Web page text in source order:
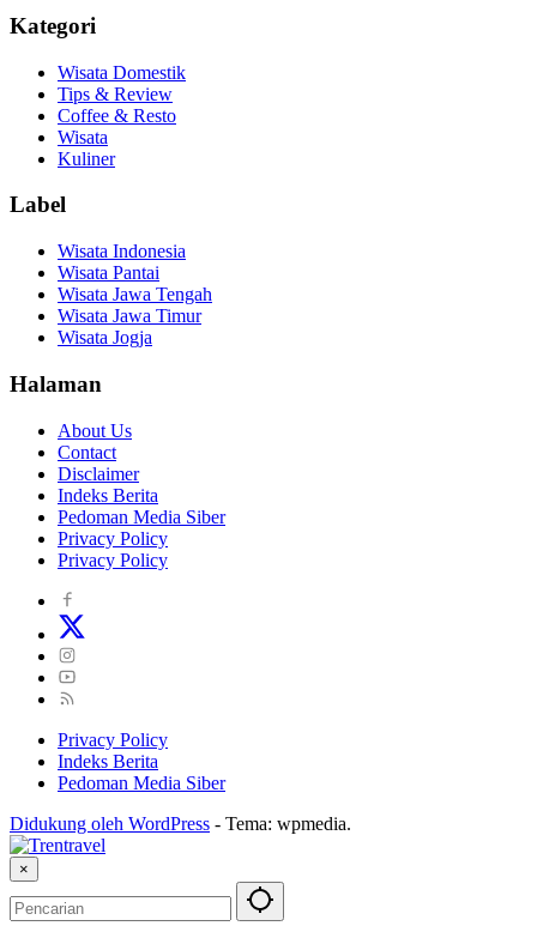
Kategori
Wisata Domestik
Tips & Review
Coffee & Resto
Wisata
Kuliner
Label
Wisata Indonesia
Wisata Pantai
Wisata Jawa Tengah
Wisata Jawa Timur
Wisata Jogja
Halaman
About Us
Contact
Disclaimer
Indeks Berita
Pedoman Media Siber
Privacy Policy
Privacy Policy
Privacy Policy
Indeks Berita
Pedoman Media Siber
Didukung oleh WordPress - Tema: wpmedia.
×